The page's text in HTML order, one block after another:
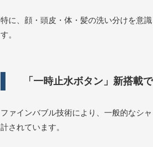
特に、顔・頭皮・体・髪の洗い分けを意
す。
「一時止水ボタン」新搭載
ファインバブル技術により、一般的なシ
計されています。